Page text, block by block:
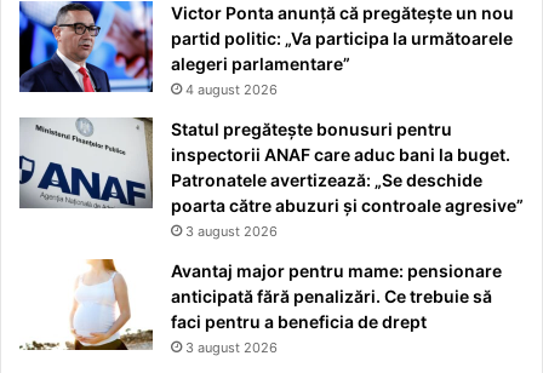
Victor Ponta anunță că pregătește un nou
partid politic: „Va participa la următoarele
alegeri parlamentare”
4 august 2026
Statul pregătește bonusuri pentru
inspectorii ANAF care aduc bani la buget.
Patronatele avertizează: „Se deschide
poarta către abuzuri și controale agresive”
3 august 2026
Avantaj major pentru mame: pensionare
anticipată fără penalizări. Ce trebuie să
faci pentru a beneficia de drept
3 august 2026